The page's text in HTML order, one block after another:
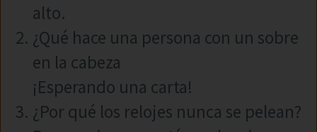
alto.
¿Qué hace una persona con un sobre
en la cabeza
¡Esperando una carta!
¿Por qué los relojes nunca se pelean?